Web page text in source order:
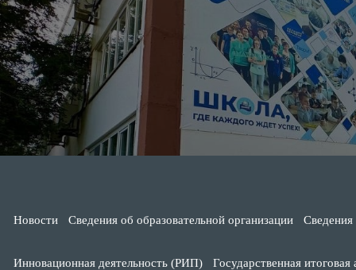
Новости Сведения об образовательной организации Сведения
Инновационная деятельность (РИП) Государственная итоговая